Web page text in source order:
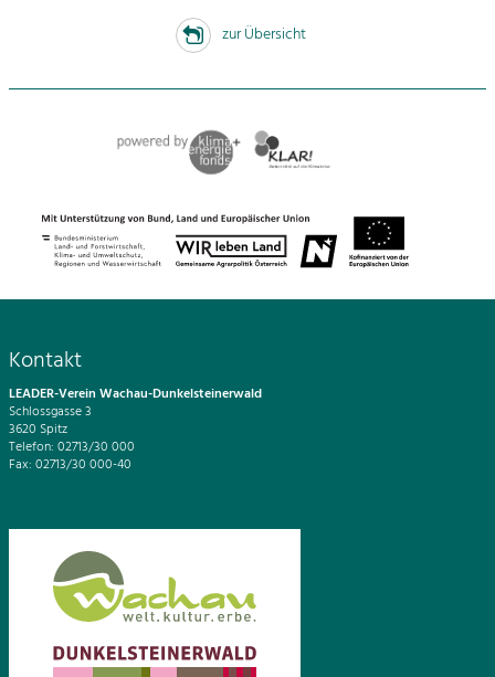
zur Übersicht
Kontakt
LEADER-Verein Wachau-Dunkelsteinerwald
Schlossgasse 3
3620 Spitz
Telefon: 02713/30 000
Fax: 02713/30 000-40